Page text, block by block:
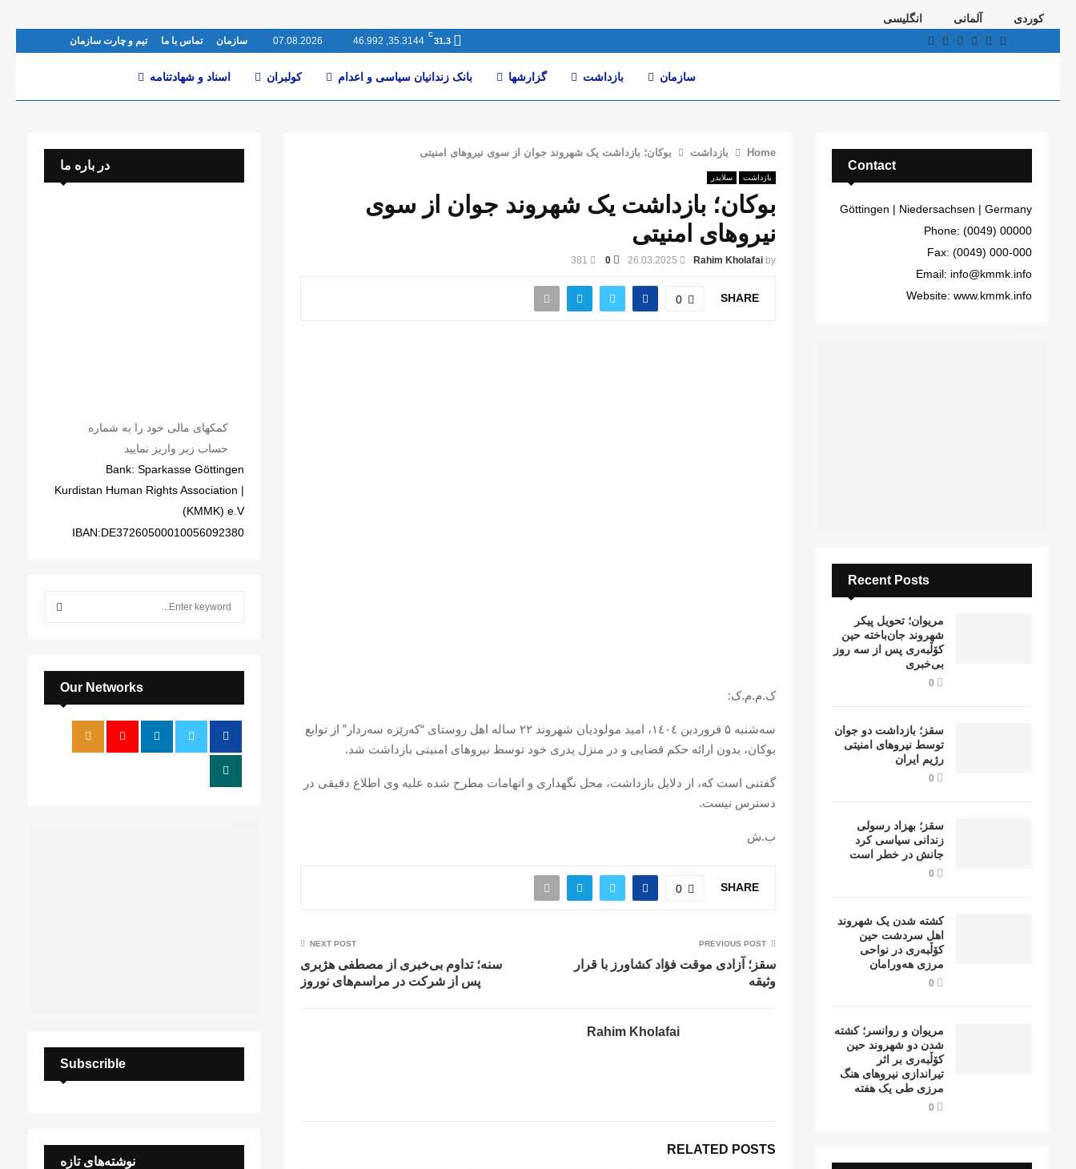
کوردی آلمانی
انگلیسی
Facebook
Twitter
Instagram
Youtube
Email
31.3
C
35.3144, 46.992
07.08.2026 سازمان تماس با ما تیم و چارت سازمان
سازمان بازداشت گزارشها بانک زندانیان سیاسی و اعدام کولبران اسناد و شهادتنامە
Home بازداشت بوکان؛ بازداشت یک شهروند جوان از سوی نیروهای امنیتی
بازداشت سلایدر
بوکان؛ بازداشت یک شهروند جوان از سوی
نیروهای امنیتی
by
Rahim Kholafai
26.03.2025
0
381
SHARE
0
ک.م.م.ک:
سەشنبە ۵ فروردین ۱٤۰٤، امید مولودیان شهروند ۲۲ سالە اهل روستای “کەرێزە سەردار” از توابع
بوکان، بدون ارائە حکم قضایی و در منزل پدری خود توسط نیروهای امنیتی بازداشت شد.
گفتنی است کە، از دلایل بازداشت، محل نگهداری و اتهامات مطرح شدە علیە وی اطلاع دقیقی در
دسترس نیست.
ب.ش
SHARE
0
PREVIOUS POST
سقز؛ آزادی موقت فؤاد کشاورز با قرار
وثیقە
NEXT POST
سنه؛ تداوم بی‌خبری از مصطفی هژبری
پس از شرکت در مراسم‌های نوروز
Rahim Kholafai
RELATED POSTS
Contact
Göttingen | Niedersachsen | Germany
Phone: (0049) 00000
Fax: (0049) 000-000
Email: info@kmmk.info
Website: www.kmmk.info
Recent Posts
مریوان؛ تحویل پیکر
شهروند جان‌باخته حین
کۆڵبەری پس از سە روز
بی‌خبری
0
سقز؛ بازداشت دو جوان
توسط نیروهای امنیتی
رژیم ایران
0
سقز؛ بهزاد رسولی
زندانی سیاسی کرد
جانش در خطر است
0
کشتە شدن یک شهروند
اهل سردشت حین
کۆڵبەری در نواحی
مرزی هەورامان
0
مریوان و روانسر؛ کشته
شدن دو شهروند حین
کۆڵبەری بر اثر
تیراندازی نیروهای هنگ
مرزی طی یک هفته
0
در باره ما
کمکهای مالی خود را به شماره
حساب زیر واریز نمایید
Bank: Sparkasse Göttingen
| Kurdistan Human Rights Association
(KMMK) e.V
IBAN:DE37260500010056092380
:
E
A
Our Networks
Subscrible
نوشته‌های تازه